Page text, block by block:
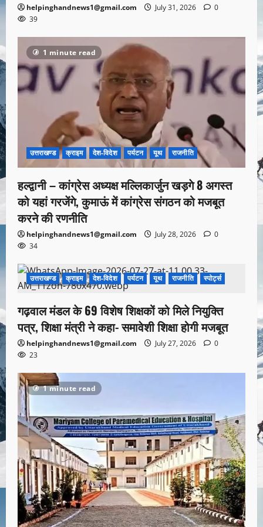
helpinghandnews1@gmail.com July 31, 2026
0
39
1 minute read
उत्तराखण्ड क्राइम देश-विदेश पर्यटन यूथ राजनीति
हल्द्वानी – कांग्रेस अध्यक्ष मल्लिकार्जुन खड़गे 8 अगस्त
को यहां गरजेंगे, कुमाऊं में कांग्रेस संगठन को मजबूत
करने की रणनीति
helpinghandnews1@gmail.com July 28, 2026
0
34
1 minute read
उत्तराखण्ड क्राइम देश-विदेश पर्यटन यूथ राजनीति स्पोर्ट्स
गढ़वाल मंडल के 69 विशेष शिक्षकों को मिले नियुक्ति
पत्र, शिक्षा मंत्री ने कहा- समावेशी शिक्षा होगी मजबूत
helpinghandnews1@gmail.com July 27, 2026
0
23
1 minute read